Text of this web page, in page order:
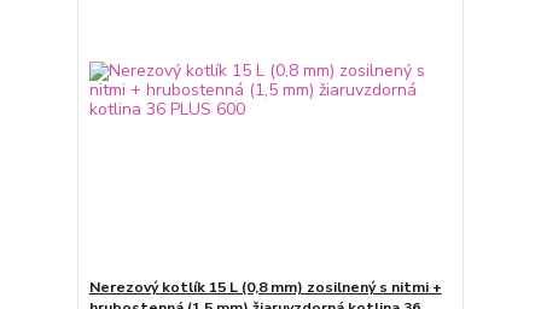
Nerezový kotlík 15 L (0,8 mm) zosilnený s nitmi +